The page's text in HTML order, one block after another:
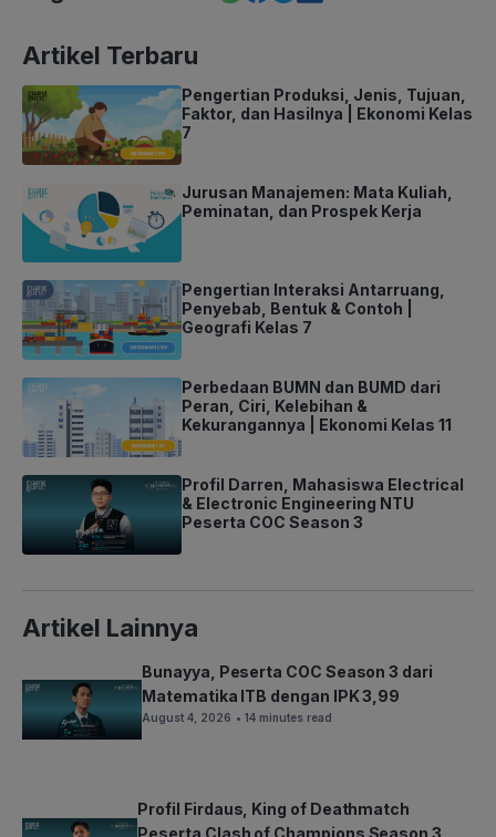
Artikel Terbaru
Pengertian Produksi, Jenis, Tujuan,
Faktor, dan Hasilnya | Ekonomi Kelas
7
Jurusan Manajemen: Mata Kuliah,
Peminatan, dan Prospek Kerja
Pengertian Interaksi Antarruang,
Penyebab, Bentuk & Contoh |
Geografi Kelas 7
Perbedaan BUMN dan BUMD dari
Peran, Ciri, Kelebihan &
Kekurangannya | Ekonomi Kelas 11
Profil Darren, Mahasiswa Electrical
& Electronic Engineering NTU
Peserta COC Season 3
Artikel Lainnya
Bunayya, Peserta COC Season 3 dari
Matematika ITB dengan IPK 3,99
August 4, 2026 • 14 minutes read
Profil Firdaus, King of Deathmatch